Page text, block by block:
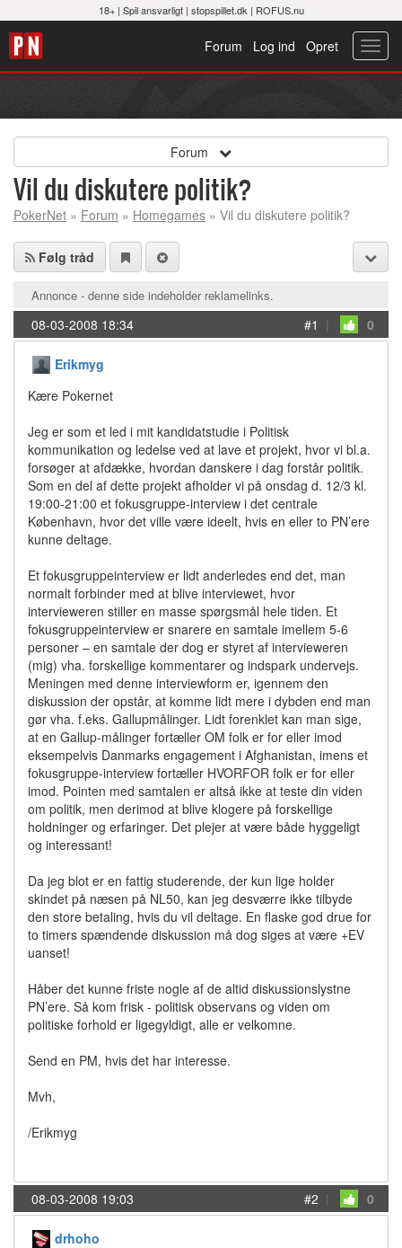
18+ | Spil ansvarligt| stopspillet.dk | ROFUS.nu
Opret
Log ind
Forum
Forum
Vil du diskutere politik?
PokerNet » Forum » Homegames » Vil du diskutere politik?
Følg tråd
Annonce - denne side indeholder reklamelinks.
08-03-2008 18:34 #1 | 0
Erikmyg
Kære Pokernet
Jeg er som et led i mit kandidatstudie i Politisk
kommunikation og ledelse ved at lave et projekt, hvor vi bl.a.
forsøger at afdække, hvordan danskere i dag forstår politik.
Som en del af dette projekt afholder vi på onsdag d. 12/3 kl.
19:00-21:00 et fokusgruppe-interview i det centrale
København, hvor det ville være ideelt, hvis en eller to PN’ere
kunne deltage.
Et fokusgruppeinterview er lidt anderledes end det, man
normalt forbinder med at blive interviewet, hvor
intervieweren stiller en masse spørgsmål hele tiden. Et
fokusgruppeinterview er snarere en samtale imellem 5-6
personer – en samtale der dog er styret af intervieweren
(mig) vha. forskellige kommentarer og indspark undervejs.
Meningen med denne interviewform er, igennem den
diskussion der opstår, at komme lidt mere i dybden end man
gør vha. f.eks. Gallupmålinger. Lidt forenklet kan man sige,
at en Gallup-målinger fortæller OM folk er for eller imod
eksempelvis Danmarks engagement i Afghanistan, imens et
fokusgruppe-interview fortæller HVORFOR folk er for eller
imod. Pointen med samtalen er altså ikke at teste din viden
om politik, men derimod at blive klogere på forskellige
holdninger og erfaringer. Det plejer at være både hyggeligt
og interessant!
Da jeg blot er en fattig studerende, der kun lige holder
skindet på næsen på NL50, kan jeg desværre ikke tilbyde
den store betaling, hvis du vil deltage. En flaske god drue for
to timers spændende diskussion må dog siges at være +EV
uanset!
Håber det kunne friste nogle af de altid diskussionslystne
PN’ere. Så kom frisk - politisk observans og viden om
politiske forhold er ligegyldigt, alle er velkomne.
Send en PM, hvis det har interesse.
Mvh,
/Erikmyg
08-03-2008 19:03 #2 | 0
drhoho